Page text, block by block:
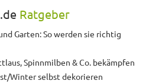
dem passenden Pflanzenroller
mehrfach nachbestellt!
schreibt24.05.2019
Ratgeber
Garten: So werden sie richtig
Spinnmilben & Co. bekämpfen
Winter selbst dekorieren